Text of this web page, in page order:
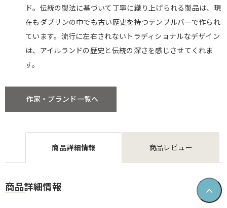
ド。伝統の製法に基づいて丁寧に織り上げられる製品は、現
在もダブリンの中でも古い歴史を持つテンプルバーで作られ
ています。流行に左右されないトラディショナルなデザイン
は、アイルランドの歴史と伝統の深さを感じさせてくれま
す。
作家・ブランド一覧へ
商品詳細情報 商品レビュー
商品詳細情報